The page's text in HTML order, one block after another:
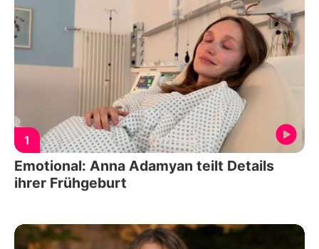
1
Emotional: Anna Adamyan teilt Details
ihrer Frühgeburt